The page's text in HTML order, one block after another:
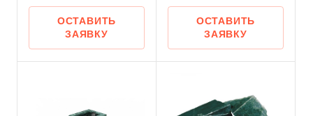
ОСТАВИТЬ
ЗАЯВКУ
ОСТАВИТЬ
ЗАЯВКУ